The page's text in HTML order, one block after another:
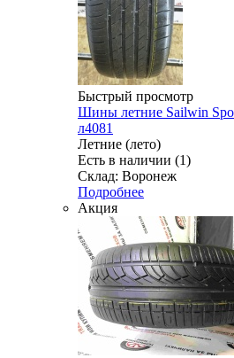
Быстрый просмотр
Шины летние Sailwin
л4081
Летние (лето)
Есть в наличии (1)
Склад: Воронеж
Подробнее
Акция